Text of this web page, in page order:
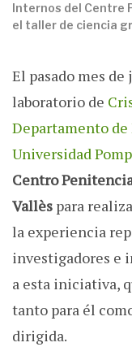
Internos del Centre
el taller de ciencia
El pasado mes de
laboratorio de
Departamento
Universidad
Centro
Vallès para
la experiencia
investigadores e
a esta iniciativa,
tanto para él
dirigida.